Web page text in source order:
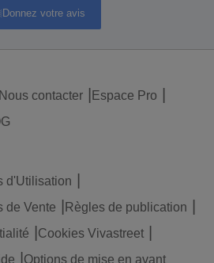
Donnez votre avis
Nous contacter
Espace Pro
d'Utilisation
de Vente
Règles de publication
Cookies Vivastreet
Options de mise en avant